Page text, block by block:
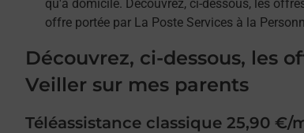
qu'à domicile. Découvrez, ci-dessous, les
offre portée par La Poste Services à la
Découvrez, ci-dessous, les
Veiller sur mes parents
Téléassistance classique 25,90 €/